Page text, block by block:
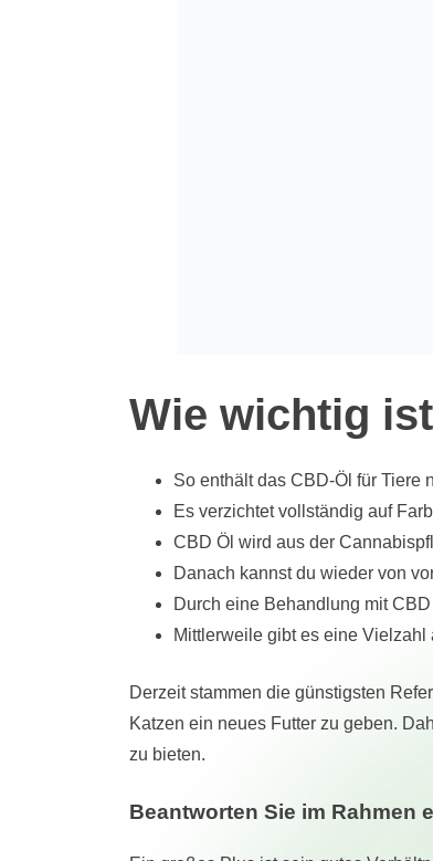
Wie wichtig
So enthält das CBD-Öl für Tiere
Es verzichtet vollständig auf
CBD Öl wird aus der
Danach kannst du wieder von
Durch eine Behandlung mit
Mittlerweile gibt es eine
Derzeit stammen die günstigsten
Katzen ein neues Futter zu geben.
zu bieten.
Beantworten Sie im Rahmen